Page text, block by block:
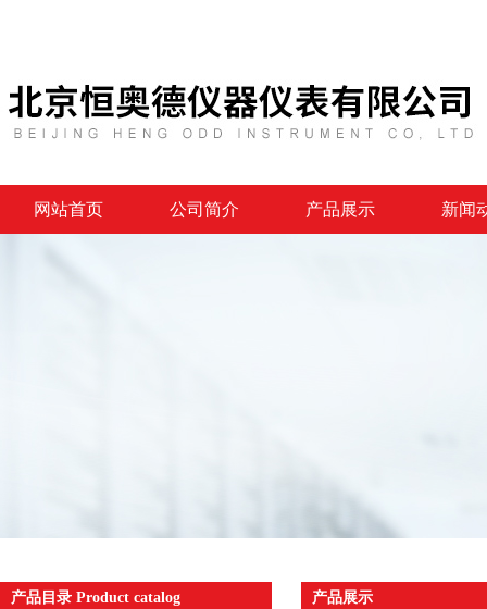
网站首页 公司简介 产品展示 新闻
产品目录 Product catalog 产品展示